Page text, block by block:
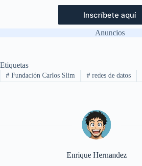
Inscríbete aquí
Anuncios
Etiquetas
#Fundación Carlos Slim #redes de datos
Enrique Hernandez